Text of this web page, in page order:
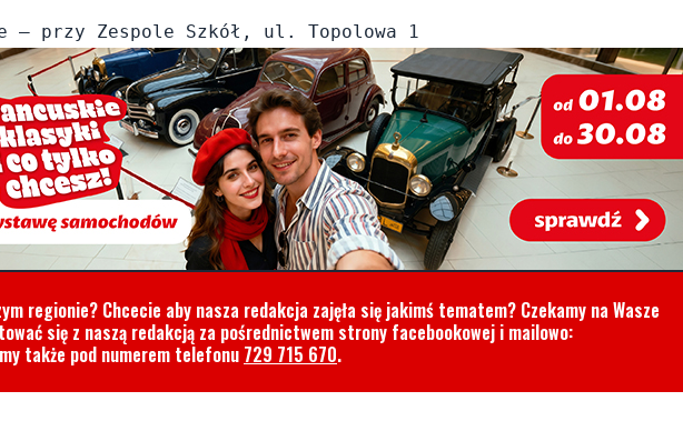
regionie? Chcecie aby nasza redakcja zajęła się jakimś tematem? Czekamy na Wasze
się z naszą redakcją za pośrednictwem strony facebookowej i mailowo:
także pod numerem telefonu 729 715 670.